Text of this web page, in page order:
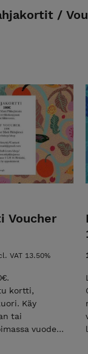
/
Voucher
VAT 13.50%
kortti,
Käy
tai
vuoden